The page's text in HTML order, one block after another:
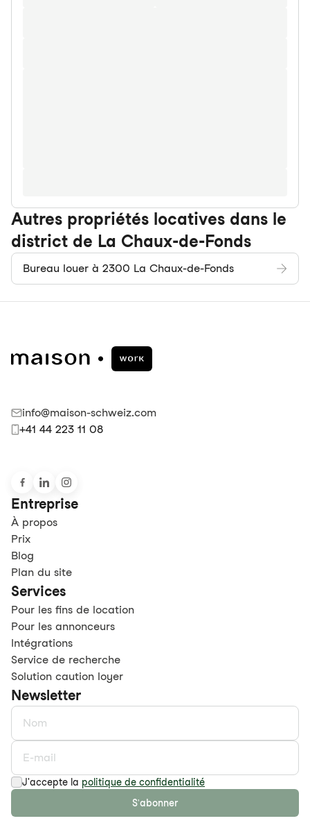
Autres propriétés locatives dans le
district de La Chaux-de-Fonds
Bureau louer à 2300 La Chaux-de-Fonds
info@maison-schweiz.com
+41 44 223 11 08
Entreprise
À propos
Prix
Blog
Plan du site
Services
Pour les fins de location
Pour les annonceurs
Intégrations
Service de recherche
Solution caution loyer
Newsletter
J'accepte la politique de confidentialité
S'abonner